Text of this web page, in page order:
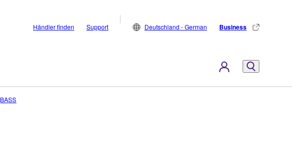
Händler finden Support Deutschland - German Business
BASS